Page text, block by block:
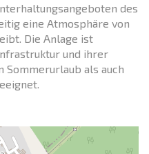
des
eine Atmosphäre von
Die Anlage ist
und ihrer
Sommerurlaub als auch